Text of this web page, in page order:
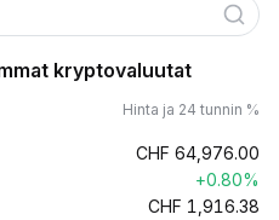
kryptovaluutat
Hinta ja 24 tunnin %
CHF 64,976.00
+0.80%
CHF 1,916.38